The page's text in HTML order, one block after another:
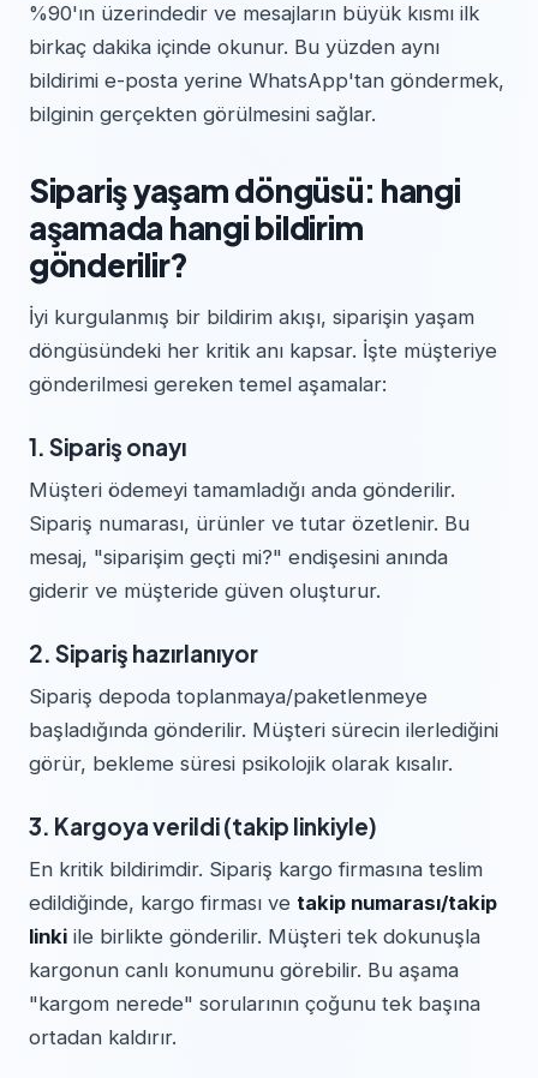
%90'ın üzerindedir ve mesajların büyük kısmı ilk
birkaç dakika içinde okunur. Bu yüzden aynı
bildirimi e-posta yerine WhatsApp'tan göndermek,
bilginin gerçekten görülmesini sağlar.
Sipariş yaşam döngüsü: hangi
aşamada hangi bildirim
gönderilir?
İyi kurgulanmış bir bildirim akışı, siparişin yaşam
döngüsündeki her kritik anı kapsar. İşte müşteriye
gönderilmesi gereken temel aşamalar:
1. Sipariş onayı
Müşteri ödemeyi tamamladığı anda gönderilir.
Sipariş numarası, ürünler ve tutar özetlenir. Bu
mesaj, "siparişim geçti mi?" endişesini anında
giderir ve müşteride güven oluşturur.
2. Sipariş hazırlanıyor
Sipariş depoda toplanmaya/paketlenmeye
başladığında gönderilir. Müşteri sürecin ilerlediğini
görür, bekleme süresi psikolojik olarak kısalır.
3. Kargoya verildi (takip linkiyle)
En kritik bildirimdir. Sipariş kargo firmasına teslim
edildiğinde, kargo firması ve takip numarası/takip
linki ile birlikte gönderilir. Müşteri tek dokunuşla
kargonun canlı konumunu görebilir. Bu aşama
"kargom nerede" sorularının çoğunu tek başına
ortadan kaldırır.